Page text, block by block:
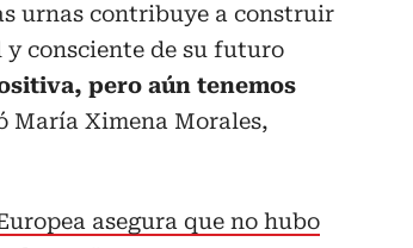
urnas contribuye a construir
consciente de su futuro
pero aún tenemos
María Ximena Morales,
asegura que no hubo